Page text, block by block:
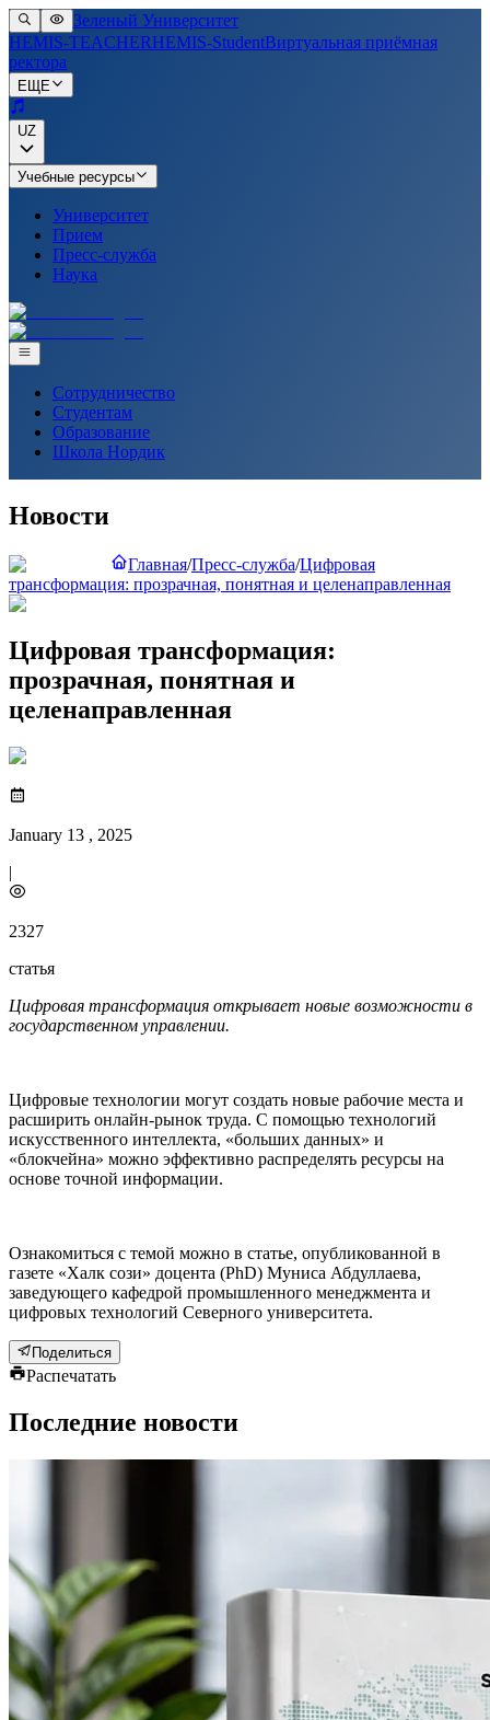
Зеленый Университет
HEMIS-TEACHERHEMIS-StudentВиртуальная приёмная
ректора
ЕЩЕ
UZ
Учебные ресурсы
Университет
Прием
Пресс-служба
Наука
Сотрудничество
Студентам
Образование
Школа Нордик
Новости
Главная/Пресс-служба/Цифровая
трансформация: прозрачная, понятная и целенаправленная
Цифровая трансформация:
прозрачная, понятная и
целенаправленная
January 13 , 2025
|
2327
статья
Цифровая трансформация открывает новые возможности в
государственном управлении.
Цифровые технологии могут создать новые рабочие места и
расширить онлайн-рынок труда. С помощью технологий
искусственного интеллекта, «больших данных» и
«блокчейна» можно эффективно распределять ресурсы на
основе точной информации.
Ознакомиться с темой можно в статье, опубликованной в
газете «Халк сози» доцента (PhD) Муниса Абдуллаева,
заведующего кафедрой промышленного менеджмента и
цифровых технологий Северного университета.
Поделиться
Распечатать
Последние новости